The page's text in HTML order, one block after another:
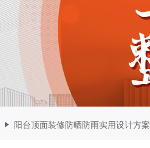
阳台顶面装修防晒防雨实用设计方案